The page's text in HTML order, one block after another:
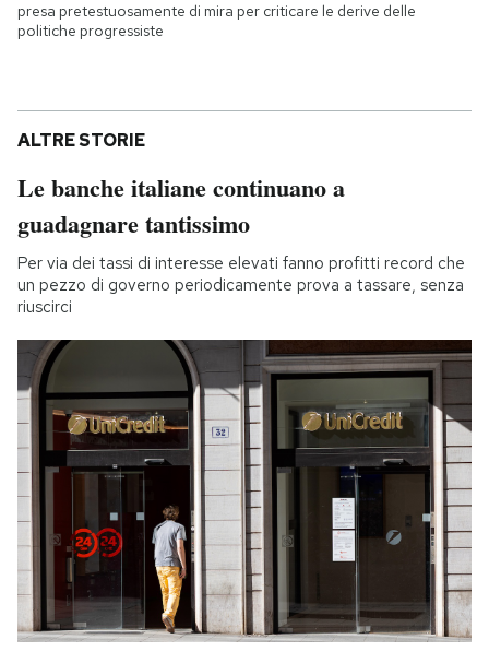
presa pretestuosamente di mira per criticare le derive delle
politiche progressiste
ALTRE STORIE
Le banche italiane continuano a
guadagnare tantissimo
Per via dei tassi di interesse elevati fanno profitti record che
un pezzo di governo periodicamente prova a tassare, senza
riuscirci